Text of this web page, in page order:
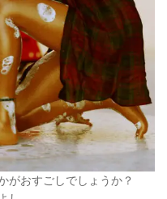
がおすごしでしょうか？